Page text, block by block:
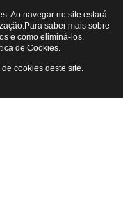
Ao navegar no site estará
saber mais sobre
e como eliminá-los,
de Cookies.
cookies deste site.